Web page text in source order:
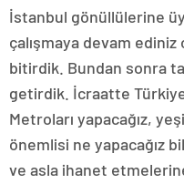
İstanbul gönüllülerine
çalışmaya devam
bitirdik. Bundan sonra
getirdik. İcraatte
Metroları yapacağız,
önemlisi ne yapacağız
ve asla ihanet